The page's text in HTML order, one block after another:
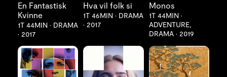
En Fantastisk
Kvinne
1T 44MIN • DRAMA
• 2017
Hva vil folk si
1T 46MIN• DRAMA
• 2017
Monos
1T 44MIN •
ADVENTURE,
DRAMA • 2019